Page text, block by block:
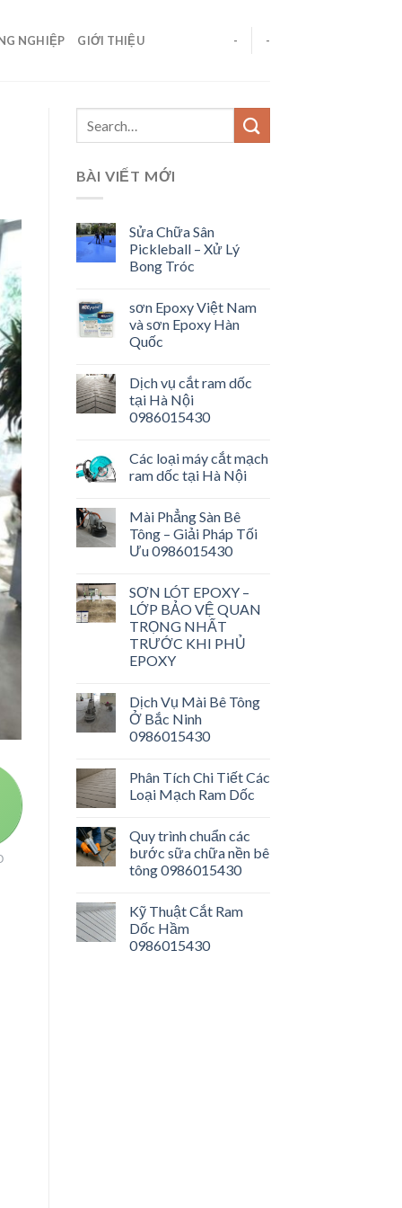
NGHIỆP GIỚI THIỆU - -
BÀI VIẾT MỚI
Sửa Chữa Sân
Pickleball – Xử Lý
Bong Tróc
sơn Epoxy Việt Nam
và sơn Epoxy Hàn
Quốc
Dịch vụ cắt ram dốc
tại Hà Nội
0986015430
Các loại máy cắt mạch
ram dốc tại Hà Nội
Mài Phẳng Sàn Bê
Tông – Giải Pháp Tối
Ưu 0986015430
SƠN LÓT EPOXY –
LỚP BẢO VỆ QUAN
TRỌNG NHẤT
TRƯỚC KHI PHỦ
EPOXY
Dịch Vụ Mài Bê Tông
Ở Bắc Ninh
0986015430
Phân Tích Chi Tiết Các
Loại Mạch Ram Dốc
Quy trình chuẩn các
bước sữa chữa nền bê
tông 0986015430
Kỹ Thuật Cắt Ram
Dốc Hầm
0986015430